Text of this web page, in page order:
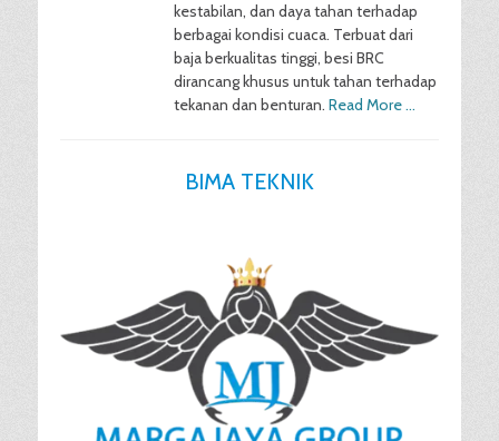
kestabilan, dan daya tahan terhadap
berbagai kondisi cuaca. Terbuat dari
baja berkualitas tinggi, besi BRC
dirancang khusus untuk tahan terhadap
tekanan dan benturan. Read More …
BIMA TEKNIK